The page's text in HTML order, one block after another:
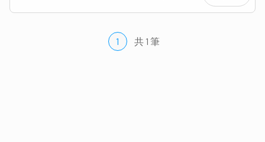
1 共 1 筆